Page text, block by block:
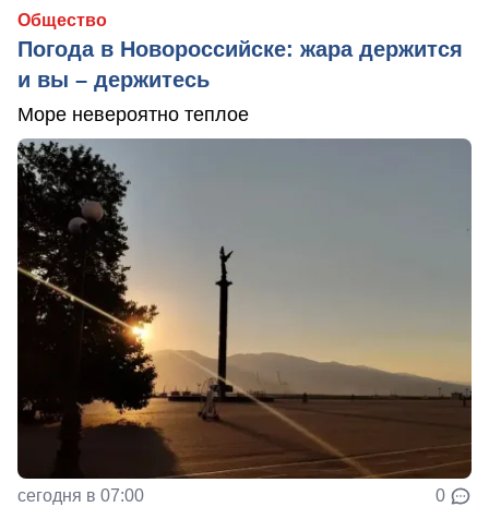
Общество
Погода в Новороссийске: жара держится
и вы – держитесь
Море невероятно теплое
сегодня в 07:00 0